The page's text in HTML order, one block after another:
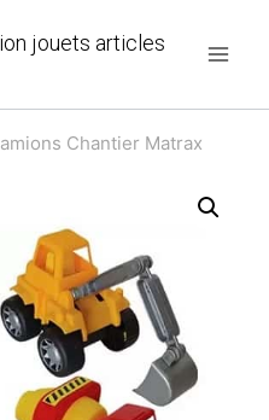
jouets articles
Chantier Matrax